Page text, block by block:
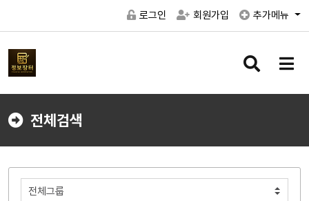
로그인 회원가입 추가메뉴
검
버
메
버
전체검색